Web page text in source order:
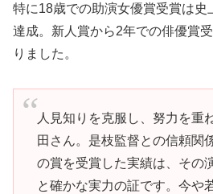
特に18歳での助演女優賞受賞は史
達成。新人賞から2年での俳優賞
りました。
人見知りを克服し、努力を重
田さん。是枝監督との信頼関
の賞を受賞した実績は、その
と確かな実力の証です。今や